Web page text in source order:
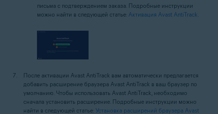
письма с подтверждением заказа. Подробные инструкции
можно найти в следующей статье: Активация Avast AntiTrack
После активации Avast AntiTrack вам автоматически предлагается
добавить расширение браузера Avast AntiTrack в ваш браузер по
умолчанию. Чтобы использовать Avast AntiTrack, необходимо
сначала установить расширение. Подробные инструкции можно
найти в следующей статье: Установка расширений браузера Avast